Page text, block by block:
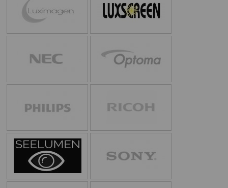
PINBALL VIRTUAL
PIZARRAS INTERACTIVAS
PROYECTOR 3D
PROYECTOR CON WIFI
PROYECTOR DE LED
PROYECTOR DE TIRO
ULTRA CORTO
PROYECTOR PARA CINE EN